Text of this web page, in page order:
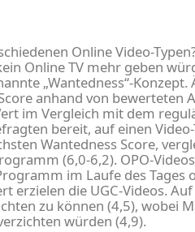
Online Video-
Online TV mehr geben
„Wantedness“-Konzept.
anhand von bewerteten
im Vergleich mit dem
bereit, auf einen Video-
Wantedness Score,
(6,0-6,2). OPO-
im Laufe des Tages
erzielen die UGC-Videos.
zu können (4,5), wobei
würden (4,9).